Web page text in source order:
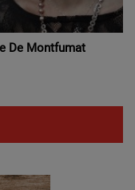
De Montfumat